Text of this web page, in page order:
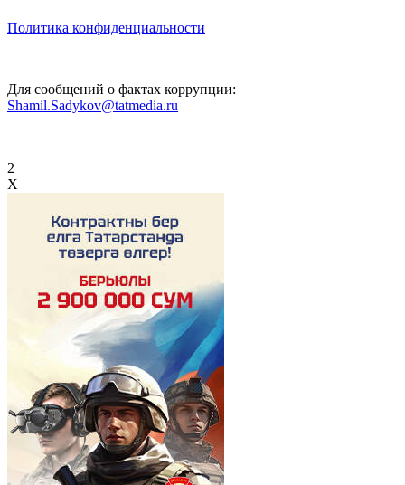
Политика конфиденциальности
Для сообщений о фактах коррупции:
Shamil.Sadykov@tatmedia.ru
2
X